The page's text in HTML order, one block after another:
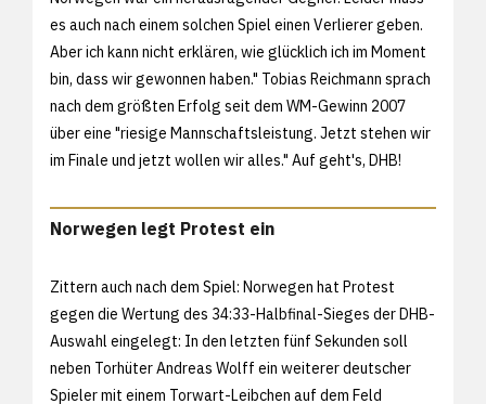
es auch nach einem solchen Spiel einen Verlierer geben.
Aber ich kann nicht erklären, wie glücklich ich im Moment
bin, dass wir gewonnen haben." Tobias Reichmann sprach
nach dem größten Erfolg seit dem WM-Gewinn 2007
über eine "riesige Mannschaftsleistung. Jetzt stehen wir
im Finale und jetzt wollen wir alles." Auf geht's, DHB!
Norwegen legt Protest ein
Zittern auch nach dem Spiel: Norwegen hat Protest
gegen die Wertung des 34:33-Halbfinal-Sieges der DHB-
Auswahl eingelegt: In den letzten fünf Sekunden soll
neben Torhüter Andreas Wolff ein weiterer deutscher
Spieler mit einem Torwart-Leibchen auf dem Feld